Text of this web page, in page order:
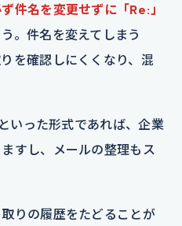
件名を変更せずに「Re:」
。件名を変えてしまう
を確認しにくくなり、混
いった形式であれば、企業
すし、メールの整理もス
りの履歴をたどることが